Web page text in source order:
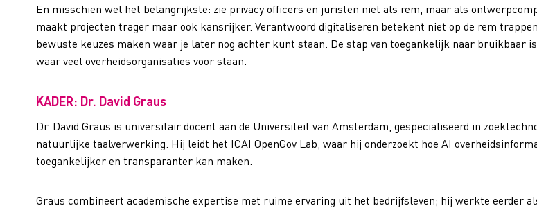
En misschien wel het belangrijkste: zie privacy officers en juristen niet als rem, maar als
maakt projecten trager maar ook kansrijker. Verantwoord digitaliseren betekent niet op de rem
bewuste keuzes maken waar je later nog achter kunt staan. De stap van toegankelijk naar bruikbaar
waar veel overheidsorganisaties voor staan.
KADER: Dr. David Graus
Dr. David Graus is universitair docent aan de Universiteit van Amsterdam, gespecialiseerd in
natuurlijke taalverwerking. Hij leidt het ICAI OpenGov Lab, waar hij onderzoekt hoe AI
toegankelijker en transparanter kan maken.
Graus combineert academische expertise met ruime ervaring uit het bedrijfsleven; hij werkte eerder